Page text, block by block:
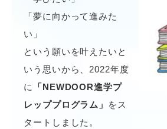
「夢に向かって進みた
い」
という願いを叶えたいと
いう思いから、2022年度
に
「NEWDOOR進学プ
レッププログラム」
をス
タートしました。